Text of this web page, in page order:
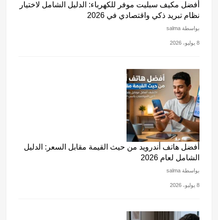
أفضل مكيف سبليت موفر للكهرباء: الدليل الشامل لاختيار
نظام تبريد ذكي واقتصادي في 2026
بواسطة salma
8 يوليو، 2026
أفضل هاتف أندرويد من حيث القيمة مقابل السعر: الدليل
الشامل لعام 2026
بواسطة salma
8 يوليو، 2026